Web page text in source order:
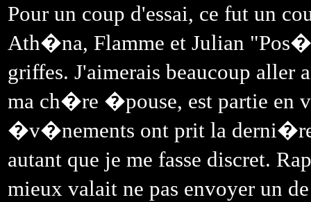
Pour un coup d'essai, ce fut un
Ath�na, Flamme et Julian
griffes. J'aimerais beaucoup
ma ch�re �pouse, est partie en
�v�nements ont prit la
autant que je me fasse discret.
mieux valait ne pas envoyer un